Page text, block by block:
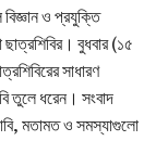
ও প্রযুক্তি
ছাত্রশিবির। বুধবার (১৫
সাধারণ
তুলে ধরেন। সংবাদ
মতামত ও সমস্যাগুলো